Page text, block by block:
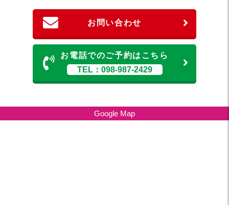
お問い合わせ
お電話でのご予約はこちら
TEL：098-987-2429
Google Map